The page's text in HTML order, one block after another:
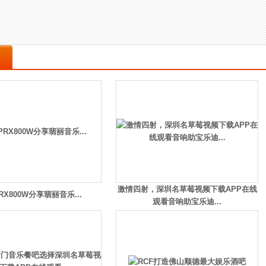
分享翡丽音乐...
激情四射，深圳名草莓视频下载APP在线
观看音响助宝乐迪...